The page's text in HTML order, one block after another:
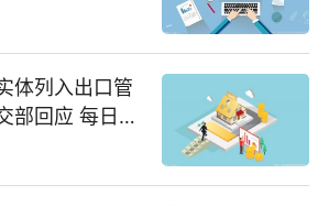
体列入出口管
部回应 每日速